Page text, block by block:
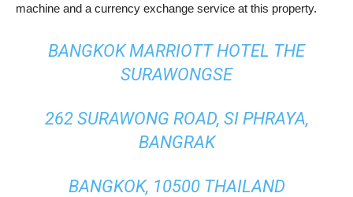
machine and a currency exchange service at this property.
BANGKOK MARRIOTT HOTEL THE
SURAWONGSE
262 SURAWONG ROAD, SI PHRAYA,
BANGRAK
BANGKOK, 10500 THAILAND